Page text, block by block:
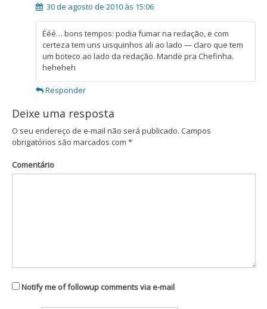
30 de agosto de 2010 às 15:06
Ééé… bons tempos: podia fumar na redação, e com
certeza tem uns uisquinhos ali ao lado — claro que tem
um boteco ao lado da redação. Mande pra Chefinha.
heheheh
Responder
Deixe uma resposta
O seu endereço de e-mail não será publicado. Campos
obrigatórios são marcados com *
Comentário
Notify me of followup comments via e-mail